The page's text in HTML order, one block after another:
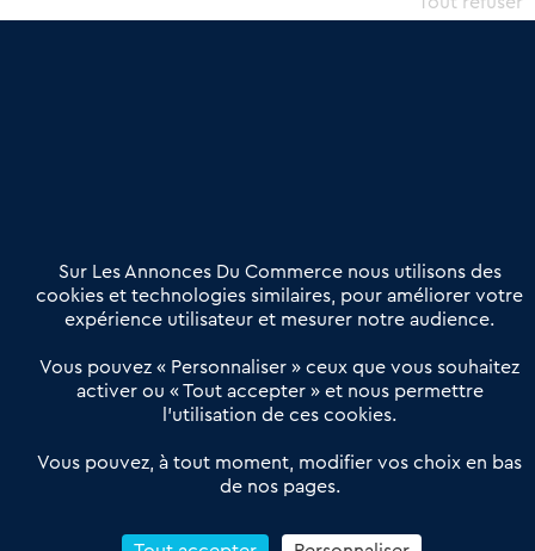
Offres Pro
Actualités
Qui sommes nous ?
Derniers articles
Réseau 3C : un partenaire national dédié aux transactions
Petitscommerces : Un partenariat au service du commerce de
proximité et des territoires
Sur Les Annonces Du Commerce nous utilisons des
cookies et technologies similaires, pour améliorer votre
expérience utilisateur et mesurer notre audience.
Vous pouvez « Personnaliser » ceux que vous souhaitez
activer ou « Tout accepter » et nous permettre
l’utilisation de ces cookies.
Vous pouvez, à tout moment, modifier vos choix en bas
de nos pages.